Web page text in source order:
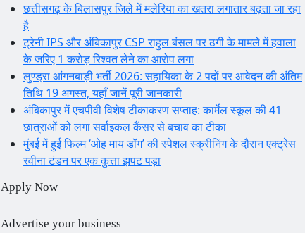
छत्तीसगढ़ के बिलासपुर जिले में मलेरिया का खतरा लगातार बढ़ता जा रहा
है
ट्रेनी IPS और अंबिकापुर CSP राहुल बंसल पर ठगी के मामले में हवाला
के जरिए 1 करोड़ रिश्वत लेने का आरोप लगा
लुण्ड्रा आंगनबाड़ी भर्ती 2026: सहायिका के 2 पदों पर आवेदन की अंतिम
तिथि 19 अगस्त, यहाँ जानें पूरी जानकारी
अंबिकापुर में एचपीवी विशेष टीकाकरण सप्ताह: कार्मेल स्कूल की 41
छात्राओं को लगा सर्वाइकल कैंसर से बचाव का टीका
मुंबई में हुई फिल्म ‘ओह माय डॉग’ की स्पेशल स्क्रीनिंग के दौरान एक्ट्रेस
रवीना टंडन पर एक कुत्ता झपट पड़ा
Apply Now
Advertise your business